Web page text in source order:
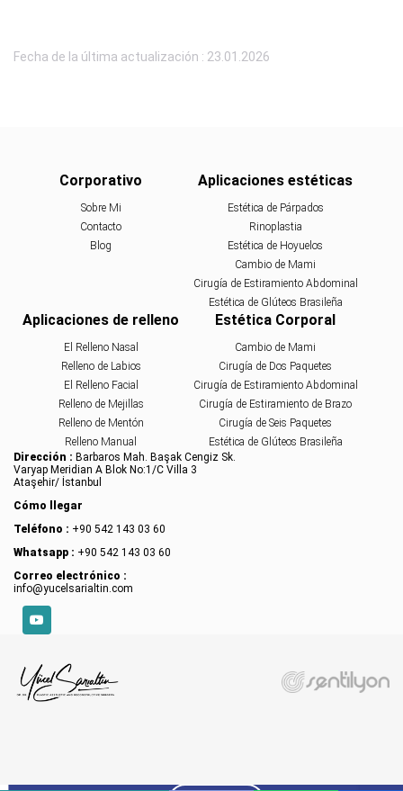
Fecha de la última actualización : 23.01.2026
Corporativo
Sobre Mi
Contacto
Blog
Aplicaciones estéticas
Estética de Párpados
Rinoplastia
Estética de Hoyuelos
Cambio de Mami
Cirugía de Estiramiento Abdominal
Estética de Glúteos Brasileña
Aplicaciones de relleno
El Relleno Nasal
Relleno de Labios
El Relleno Facial
Relleno de Mejillas
Relleno de Mentón
Relleno Manual
Estética Corporal
Cambio de Mami
Cirugía de Dos Paquetes
Cirugía de Estiramiento Abdominal
Cirugía de Estiramiento de Brazo
Cirugía de Seis Paquetes
Estética de Glúteos Brasileña
Dirección : Barbaros Mah. Başak Cengiz Sk.
Varyap Meridian A Blok No:1/C Villa 3
Ataşehir/ İstanbul
Cómo llegar
Teléfono : +90 542 143 03 60
Whatsapp : +90 542 143 03 60
Correo electrónico :
info@yucelsarialtin.com
YouTube